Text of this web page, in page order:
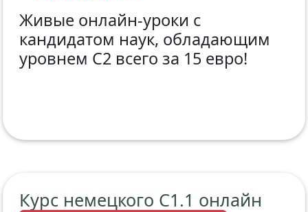
Живые онлайн-уроки с
кандидатом наук, обладающим
уровнем С2 всего за 15 евро!
Курс немецкого C1.1 онлайн